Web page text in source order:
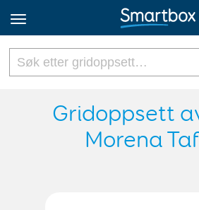
Online Grids
Logg inn
Gridoppsett
Morena